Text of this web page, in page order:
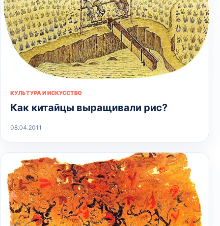
КУЛЬТУРА И ИСКУССТВО
Как китайцы выращивали рис?
08.04.2011